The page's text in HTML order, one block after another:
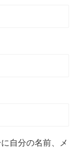
自分の名前、メ